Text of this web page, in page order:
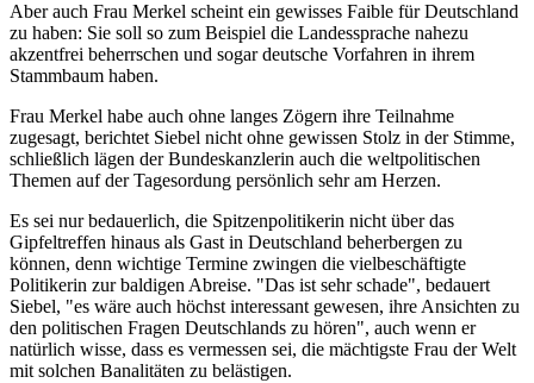
Aber auch Frau Merkel scheint ein gewisses Faible für Deutschland
zu haben: Sie soll so zum Beispiel die Landessprache nahezu
akzentfrei beherrschen und sogar deutsche Vorfahren in ihrem
Stammbaum haben.
Frau Merkel habe auch ohne langes Zögern ihre Teilnahme
zugesagt, berichtet Siebel nicht ohne gewissen Stolz in der Stimme,
schließlich lägen der Bundeskanzlerin auch die weltpolitischen
Themen auf der Tagesordung persönlich sehr am Herzen.
Es sei nur bedauerlich, die Spitzenpolitikerin nicht über das
Gipfeltreffen hinaus als Gast in Deutschland beherbergen zu
können, denn wichtige Termine zwingen die vielbeschäftigte
Politikerin zur baldigen Abreise. "Das ist sehr schade", bedauert
Siebel, "es wäre auch höchst interessant gewesen, ihre Ansichten zu
den politischen Fragen Deutschlands zu hören", auch wenn er
natürlich wisse, dass es vermessen sei, die mächtigste Frau der Welt
mit solchen Banalitäten zu belästigen.